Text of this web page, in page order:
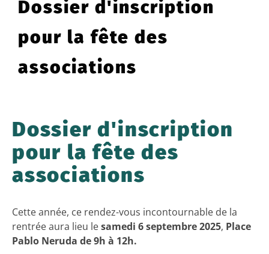
Dossier d'inscription
pour la fête des
associations
Dossier d'inscription
pour la fête des
associations
Cette année, ce rendez-vous incontournable de la
rentrée aura lieu lesamedi 6 septembre 2025, Place
Pablo Neruda de 9h à 12h.